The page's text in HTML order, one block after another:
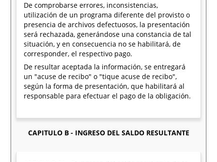
De comprobarse errores, inconsistencias,
utilización de un programa diferente del provisto o
presencia de archivos defectuosos, la presentación
será rechazada, generándose una constancia de tal
situación, y en consecuencia no se habilitará, de
corresponder, el respectivo pago.
De resultar aceptada la información, se entregará
un "acuse de recibo" o "tique acuse de recibo",
según la forma de presentación, que habilitará al
responsable para efectuar el pago de la obligación.
CAPITULO B - INGRESO DEL SALDO RESULTANTE